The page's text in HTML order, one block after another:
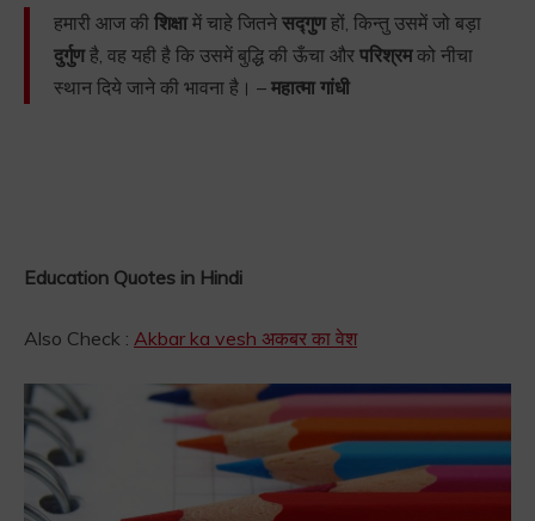
हमारी आज की शिक्षामें चाहे जितने सद्गुणहों, किन्तु उसमें जो बड़ा
दुर्गुणहै, वह यही है कि उसमें बुद्धि की ऊँचा और परिश्रमको नीचा
स्थान दिये जाने की भावना है। – महात्मा गांधी
Education Quotes in Hindi
Also Check : Akbar ka vesh अकबर का वेश